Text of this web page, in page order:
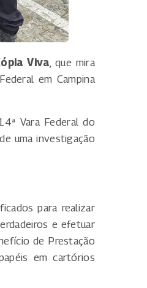
Viva, que mira
em Campina
Vara Federal do
uma investigação
para realizar
e efetuar
de Prestação
em cartórios